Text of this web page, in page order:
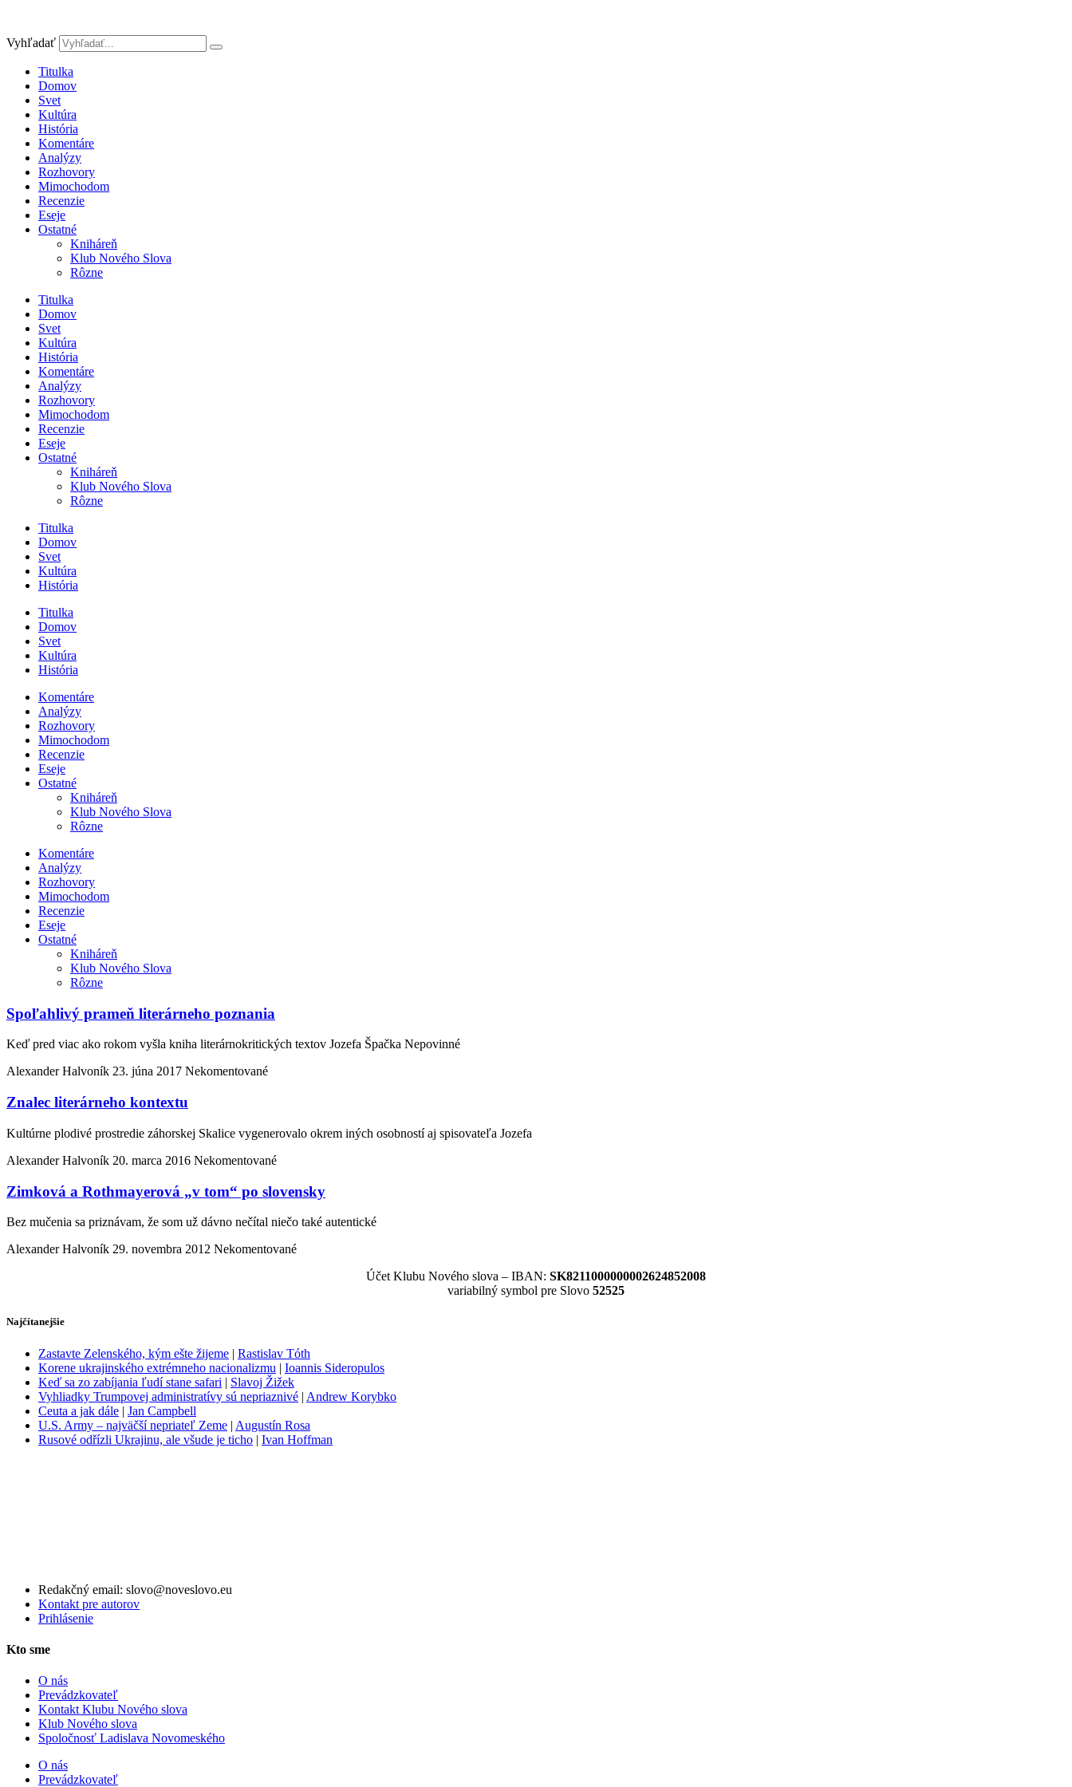
obsah
Vyhľadať
Titulka
Domov
Svet
Kultúra
História
Komentáre
Analýzy
Rozhovory
Mimochodom
Recenzie
Eseje
Ostatné
Kniháreň
Klub Nového Slova
Rôzne
Titulka
Domov
Svet
Kultúra
História
Komentáre
Analýzy
Rozhovory
Mimochodom
Recenzie
Eseje
Ostatné
Kniháreň
Klub Nového Slova
Rôzne
Titulka
Domov
Svet
Kultúra
História
Titulka
Domov
Svet
Kultúra
História
Komentáre
Analýzy
Rozhovory
Mimochodom
Recenzie
Eseje
Ostatné
Kniháreň
Klub Nového Slova
Rôzne
Komentáre
Analýzy
Rozhovory
Mimochodom
Recenzie
Eseje
Ostatné
Kniháreň
Klub Nového Slova
Rôzne
Spoľahlivý prameň literárneho poznania
Keď pred viac ako rokom vyšla kniha literárnokritických textov Jozefa Špačka Nepovinné
Alexander Halvoník 23. júna 2017 Nekomentované
Znalec literárneho kontextu
Kultúrne plodivé pro­stredie záhorskej Skalice vygenerovalo okrem iných osobností aj spisovateľa Jo­zefa
Alexander Halvoník 20. marca 2016 Nekomentované
Zimková a Rothmayerová „v tom“ po slovensky
Bez mučenia sa priznávam, že som už dávno nečítal niečo také autentické
Alexander Halvoník 29. novembra 2012 Nekomentované
Účet Klubu Nového slova – IBAN: SK8211000000002624852008
variabilný symbol pre Slovo 52525
Najčítanejšie
Zastavte Zelenského, kým ešte žijeme | Rastislav Tóth
Korene ukrajinského extrémneho nacionalizmu | Ioannis Sideropulos
Keď sa zo zabíjania ľudí stane safari | Slavoj Žižek
Vyhliadky Trumpovej administratívy sú nepriaznivé | Andrew Korybko
Ceuta a jak dále | Jan Campbell
U.S. Army – najväčší nepriateľ Zeme | Augustín Rosa
Rusové odřízli Ukrajinu, ale všude je ticho | Ivan Hoffman
Redakčný email: slovo@noveslovo.eu
Kontakt pre autorov
Prihlásenie
Kto sme
O nás
Prevádzkovateľ
Kontakt Klubu Nového slova
Klub Nového slova
Spoločnosť Ladislava Novomeského
O nás
Prevádzkovateľ